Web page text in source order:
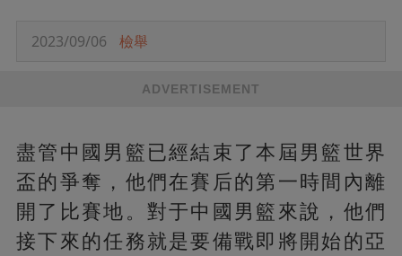
2023/09/06 檢舉
ADVERTISEMENT
盡管中國男籃已經結束了本屆男籃世界
盃的爭奪，他們在賽后的第一時間內離
開了比賽地。對于中國男籃來說，他們
接下來的任務就是要備戰即將開始的亞